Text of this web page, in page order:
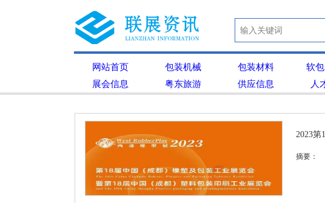
网站首页 包装机械 包装材料 软
展会信息
粤东旅游 供应信息 人
2023第
摘要：